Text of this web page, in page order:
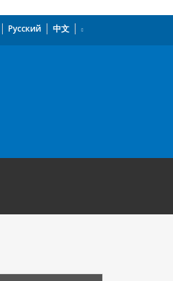
Русский 中文